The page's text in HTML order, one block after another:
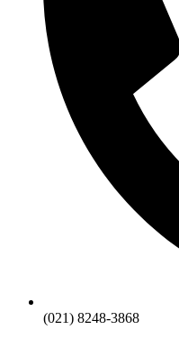
(021) 8248-3868